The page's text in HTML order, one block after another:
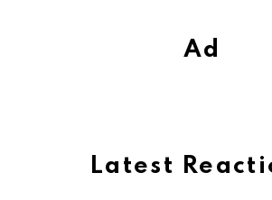
Ad
Latest